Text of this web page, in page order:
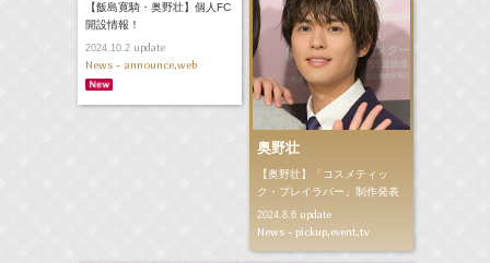
【飯島寛騎・奥野壮】個人FC
開設情報！
2024.10.2update
News - announce,web
奥野壮
【奥野壮】「コスメティッ
ク・プレイラバー」制作発表
2024.8.6update
News - pickup,event,tv